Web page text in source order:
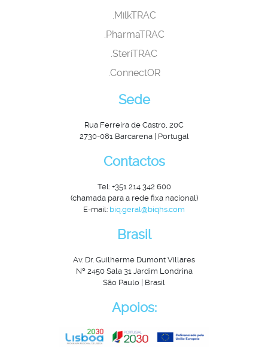
.MilkTRAC
.PharmaTRAC
.SteriTRAC
.ConnectOR
Sede
Rua Ferreira de Castro, 20C
2730-081 Barcarena | Portugal
Contactos
Tel: +351 214 342 600
(chamada para a rede fixa nacional)
E-mail: biq.geral@biqhs.com
Brasil
Av. Dr. Guilherme Dumont Villares
Nº 2450 Sala 31 Jardim Londrina
São Paulo | Brasil
Apoios: